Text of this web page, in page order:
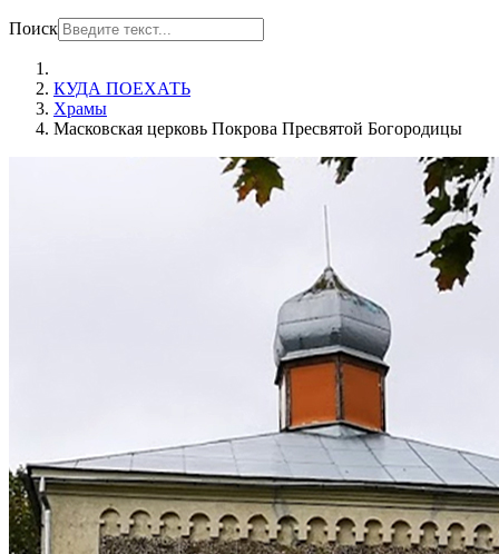
Поиск
КУДА ПОЕХАТЬ
Храмы
Масковская церковь Покрова Пресвятой Богородицы